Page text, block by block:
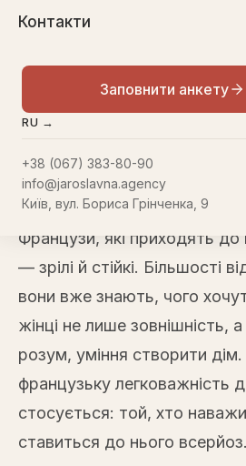
Контакти
Заповнити анкету
RU →
+38 (067) 383-80-90
info@jaroslavna.agency
Київ, вул. Бориса Грінченка, 9
Франція — один з
напрямків у наших
агентство Ярославна
партнерами з 2004 року: за
сім’ї і в Парижі, і в
Провансу, і на узбережжі
Французи, які приходять до
— зрілі й стійкі. Більшості
вони вже знають, чого
жінці не лише зовнішність,
розум, уміння створити
французьку легковажність
стосується: той, хто
ставиться до нього всерйоз.